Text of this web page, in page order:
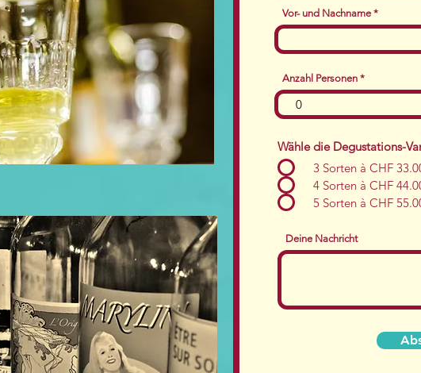
Vor- und Nachname
Anzahl Personen
Wähle die Degustations-
3 Sorten à CHF
4 Sorten à CHF
5 Sorten à CHF
Deine Nachricht